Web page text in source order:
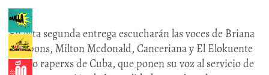
En esta segunda entrega escucharán las voces de Briana
Weapons, Milton Mcdonald, Canceriana y El Elokuente
cuatro raperxs de Cuba, que ponen su voz al servicio de